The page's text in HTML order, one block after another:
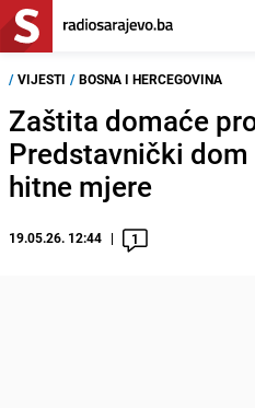
/ VIJESTI / BOSNA I HERCEGOVINA
Zaštita domaće
Predstavnički
hitne mjere
19.05.26. 12:44 1